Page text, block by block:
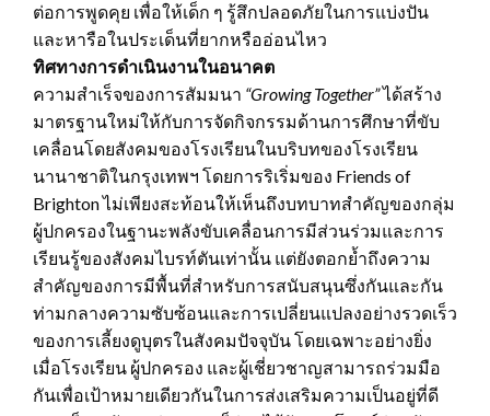
ต่อการพูดคุย เพื่อให้เด็ก ๆ รู้สึกปลอดภัยในการแบ่งปัน
และหารือในประเด็นที่ยากหรืออ่อนไหว
ทิศทางการดำเนินงานในอนาคต
ความสำเร็จของการสัมมนา “Growing Together”ได้สร้าง
มาตรฐานใหม่ให้กับการจัดกิจกรรมด้านการศึกษาที่ขับ
เคลื่อนโดยสังคมของโรงเรียนในบริบทของโรงเรียน
นานาชาติในกรุงเทพฯ โดยการริเริ่มของ Friends of
Brighton ไม่เพียงสะท้อนให้เห็นถึงบทบาทสำคัญของกลุ่ม
ผู้ปกครองในฐานะพลังขับเคลื่อนการมีส่วนร่วมและการ
เรียนรู้ของสังคมไบรท์ตันเท่านั้น แต่ยังตอกย้ำถึงความ
สำคัญของการมีพื้นที่สำหรับการสนับสนุนซึ่งกันและกัน
ท่ามกลางความซับซ้อนและการเปลี่ยนแปลงอย่างรวดเร็ว
ของการเลี้ยงดูบุตรในสังคมปัจจุบัน โดยเฉพาะอย่างยิ่ง
เมื่อโรงเรียน ผู้ปกครอง และผู้เชี่ยวชาญสามารถร่วมมือ
กันเพื่อเป้าหมายเดียวกันในการส่งเสริมความเป็นอยู่ที่ดี